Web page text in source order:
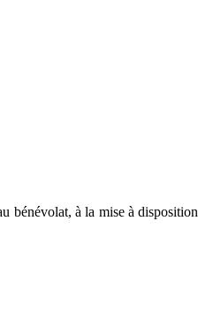
à la mise à